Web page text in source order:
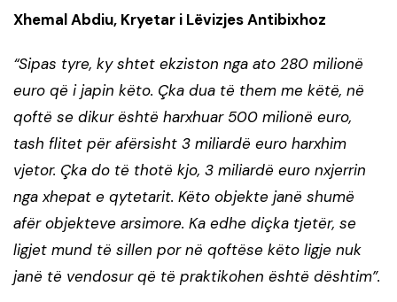
Xhemal Abdiu, Kryetar i Lëvizjes Antibixhoz
“Sipas tyre, ky shtet ekziston nga ato 280 milionë
euro që i japin këto. Çka dua të them me këtë, në
qoftë se dikur është harxhuar 500 milionë euro,
tash flitet për afërsisht 3 miliardë euro harxhim
vjetor. Çka do të thotë kjo, 3 miliardë euro nxjerrin
nga xhepat e qytetarit. Këto objekte janë shumë
afër objekteve arsimore. Ka edhe diçka tjetër, se
ligjet mund të sillen por në qoftëse këto ligje nuk
janë të vendosur që të praktikohen është dështim”.